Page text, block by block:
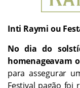
Inti Raymi ou
No dia do
homenageavam
para assegurar
Festival pagão foi